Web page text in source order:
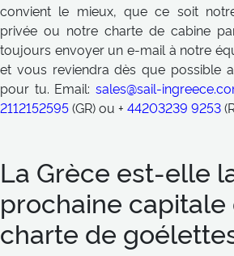
convient le mieux, que ce soit
privée ou notre charte de cabine
toujours envoyer un e-mail à notre
et vous reviendra dès que possible
pour tu. Email: sales@sail-
2112152595(GR) ou + 44203239 9253
La Grèce est-elle
prochaine capitale
charte de